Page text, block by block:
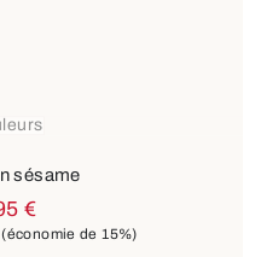
sésame
€
(économie de 15%)